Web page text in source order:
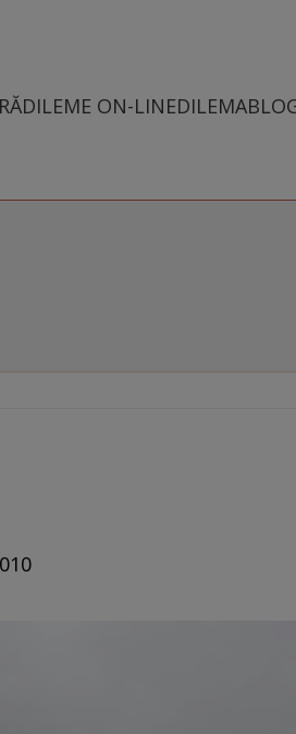
DILEME ON-LINE